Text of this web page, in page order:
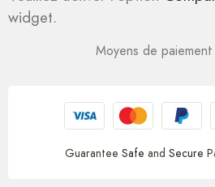
widget.
Moyens de
Guarantee Safe and Secure